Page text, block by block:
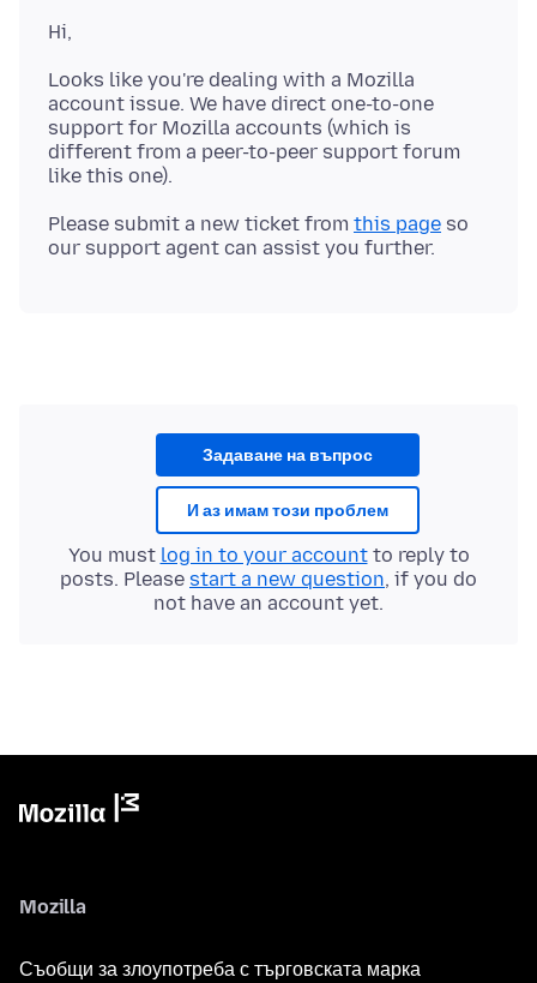
Looks like you're dealing with a Mozilla
account issue. We have direct one-to-one
support for Mozilla accounts (which is
different from a peer-to-peer support forum
Please submit a new ticket from this page so
Задаване на въпрос
И аз имам този проблем
You must log in to your accountto reply to
posts. Please start a new question, if you do
not have an account yet.
Mozilla
Съобщи за злоупотреба с търговската марка